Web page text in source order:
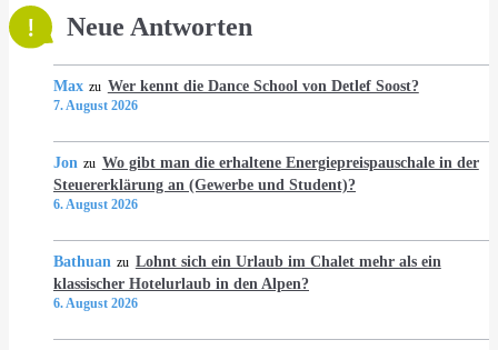
Neue Antworten
Max zu Wer kennt die Dance School von Detlef Soost?
7. August 2026
Jon zu Wo gibt man die erhaltene Energiepreispauschale in der
Steuererklärung an (Gewerbe und Student)?
6. August 2026
Bathuan zu Lohnt sich ein Urlaub im Chalet mehr als ein
klassischer Hotelurlaub in den Alpen?
6. August 2026